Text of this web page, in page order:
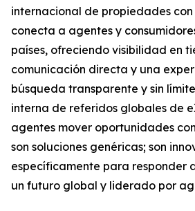
internacional de propiedades
conecta a agentes y
países, ofreciendo visibilidad en
comunicación directa y una
búsqueda transparente y sin
interna de referidos globales de
agentes mover oportunidades
son soluciones genéricas; son
específicamente para responder
un futuro global y liderado por